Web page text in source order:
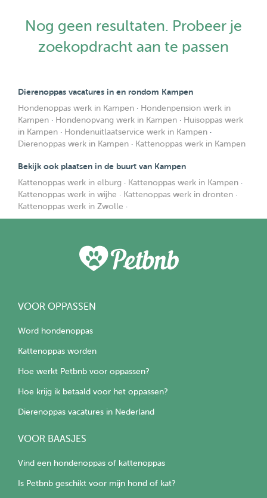
Nog geen resultaten. Probeer je
zoekopdracht aan te passen
Dierenoppas vacatures in en rondom Kampen
Hondenoppas werk in Kampen · Hondenpension werk in
Kampen · Hondenopvang werk in Kampen · Huisoppas werk
in Kampen · Hondenuitlaatservice werk in Kampen ·
Dierenoppas werk in Kampen · Kattenoppas werk in Kampen
Bekijk ook plaatsen in de buurt van Kampen
Kattenoppas werk in elburg · Kattenoppas werk in Kampen ·
Kattenoppas werk in wijhe · Kattenoppas werk in dronten ·
Kattenoppas werk in Zwolle ·
VOOR OPPASSEN
Word hondenoppas
Kattenoppas worden
Hoe werkt Petbnb voor oppassen?
Hoe krijg ik betaald voor het oppassen?
Dierenoppas vacatures in Nederland
VOOR BAASJES
Vind een hondenoppas of kattenoppas
Is Petbnb geschikt voor mijn hond of kat?